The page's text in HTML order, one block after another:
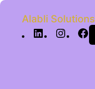
Alabli Solutions